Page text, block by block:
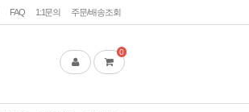
FAQ 1:1문의 주문/배송조회
0